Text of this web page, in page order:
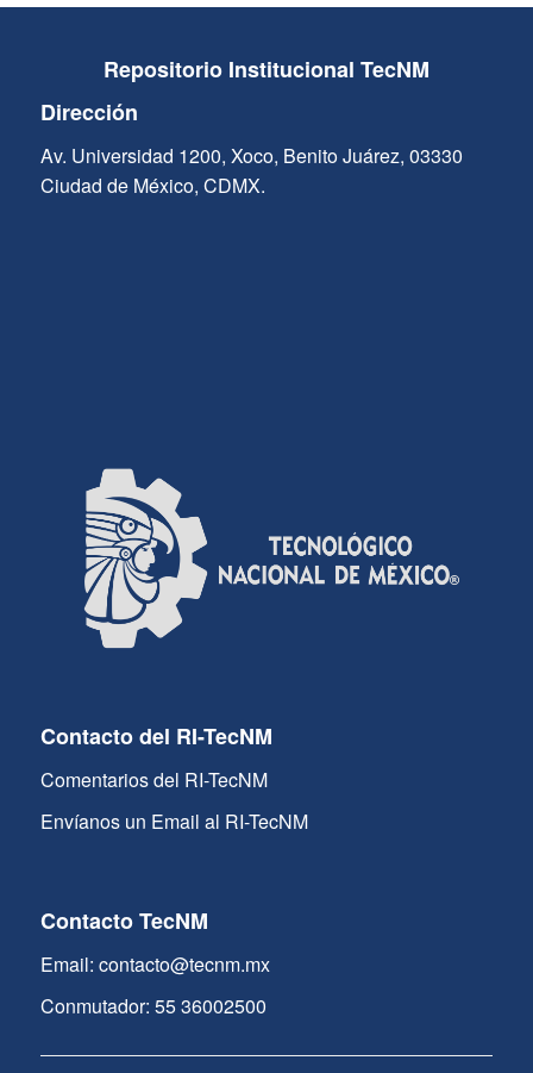
Repositorio Institucional TecNM
Dirección
Av. Universidad 1200, Xoco, Benito Juárez, 03330
Ciudad de México, CDMX.
Contacto del RI-TecNM
Comentarios del RI-TecNM
Envíanos un Email al RI-TecNM
Contacto TecNM
Email: contacto@tecnm.mx
Conmutador: 55 36002500